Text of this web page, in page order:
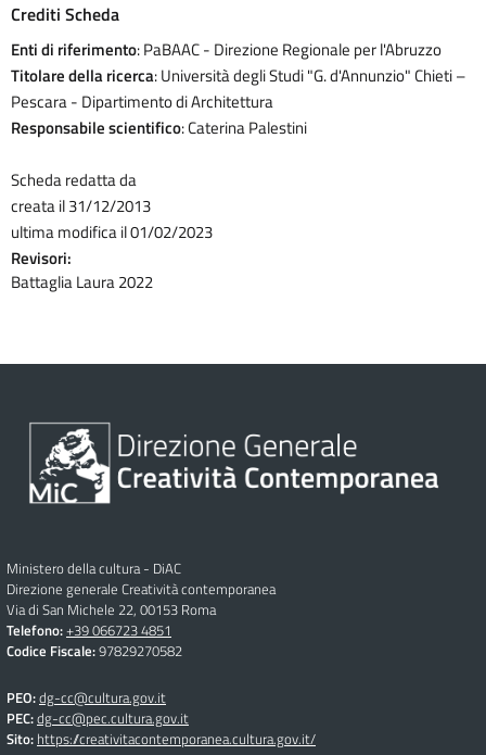
Crediti Scheda
Enti di riferimento: PaBAAC - Direzione Regionale per l'Abruzzo
Titolare della ricerca: Università degli Studi "G. d'Annunzio" Chieti –
Pescara - Dipartimento di Architettura
Responsabile scientifico: Caterina Palestini
Scheda redatta da
creata il 31/12/2013
ultima modifica il 01/02/2023
Revisori:
Battaglia Laura 2022
Ministero della cultura - DiAC
Direzione generale Creatività contemporanea
Via di San Michele 22, 00153 Roma
Telefono:+39 066723 4851
Codice Fiscale:97829270582
PEO:dg-cc@cultura.gov.it
PEC:dg-cc@pec.cultura.gov.it
Sito: https://creativitacontemporanea.cultura.gov.it/